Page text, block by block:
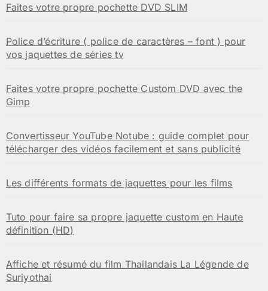
Faites votre propre pochette DVD SLIM
Police d’écriture ( police de caractères – font ) pour
vos jaquettes de séries tv
Faites votre propre pochette Custom DVD avec the
Gimp
Convertisseur YouTube Notube : guide complet pour
télécharger des vidéos facilement et sans publicité
Les différents formats de jaquettes pour les films
Tuto pour faire sa propre jaquette custom en Haute
définition (HD)
Affiche et résumé du film Thailandais La Légende de
Suriyothai